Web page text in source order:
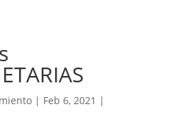
| Feb 6, 2021 |